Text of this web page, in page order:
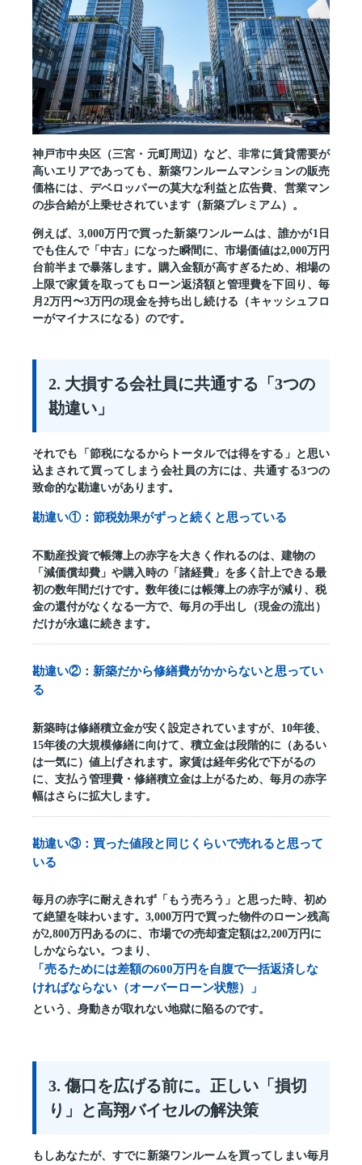
神戸市中央区（三宮・元町周辺）など、非常に賃貸需要が
高いエリアであっても、新築ワンルームマンションの販売
価格には、デベロッパーの莫大な利益と広告費、営業マン
の歩合給が上乗せされています（新築プレミアム）。
例えば、3,000万円で買った新築ワンルームは、誰かが1日
でも住んで「中古」になった瞬間に、市場価値は2,000万円
台前半まで暴落します。購入金額が高すぎるため、相場の
上限で家賃を取ってもローン返済額と管理費を下回り、 毎
月2万円〜3万円の現金を持ち出し続ける（キャッシュフロ
ーがマイナスになる） のです。
2. 大損する会社員に共通する「3つの
勘違い」
それでも「節税になるからトータルでは得をする」と思い
込まされて買ってしまう会社員の方には、共通する3つの
致命的な勘違いがあります。
勘違い①：節税効果がずっと続くと思っている
不動産投資で帳簿上の赤字を大きく作れるのは、建物の
「減価償却費」や購入時の「諸経費」を多く計上できる最
初の数年間だけです。数年後には帳簿上の赤字が減り、税
金の還付がなくなる一方で、毎月の手出し（現金の流出）
だけが永遠に続きます。
勘違い②：新築だから修繕費がかからないと思ってい
る
新築時は修繕積立金が安く設定されていますが、10年後、
15年後の大規模修繕に向けて、積立金は段階的に（あるい
は一気に）値上げされます。家賃は経年劣化で下がるの
に、支払う管理費・修繕積立金は上がるため、毎月の赤字
幅はさらに拡大します。
勘違い③：買った値段と同じくらいで売れると思って
いる
毎月の赤字に耐えきれず「もう売ろう」と思った時、初め
て絶望を味わいます。3,000万円で買った物件のローン残高
が2,800万円あるのに、市場での売却査定額は2,200万円に
しかならない。つまり、
「売るためには差額の600万円を自腹で一括返済しな
ければならない（オーバーローン状態）」
という、身動きが取れない地獄に陥るのです。
3. 傷口を広げる前に。正しい「損切
り」と高翔バイセルの解決策
もしあなたが、すでに新築ワンルームを買ってしまい毎月